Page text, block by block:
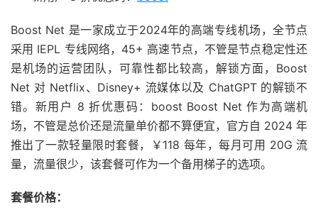
Boost Net 是一家成立于2024年的高端专线机场，全节点
采用 IEPL 专线网络，45+ 高速节点，不管是节点稳定性还
是机场的运营团队，可靠性都比较高，解锁方面，Boost
Net 对 Netflix、Disney+ 流媒体以及 ChatGPT 的解锁不
错。新用户 8 折优惠码：boost Boost Net 作为高端机
场，不管是总价还是流量单价都不算便宜，官方自 2024 年
推出了一款轻量限时套餐，￥118 每年，每月可用 20G 流
量，流量很少，该套餐可作为一个备用梯子的选项。
套餐价格：